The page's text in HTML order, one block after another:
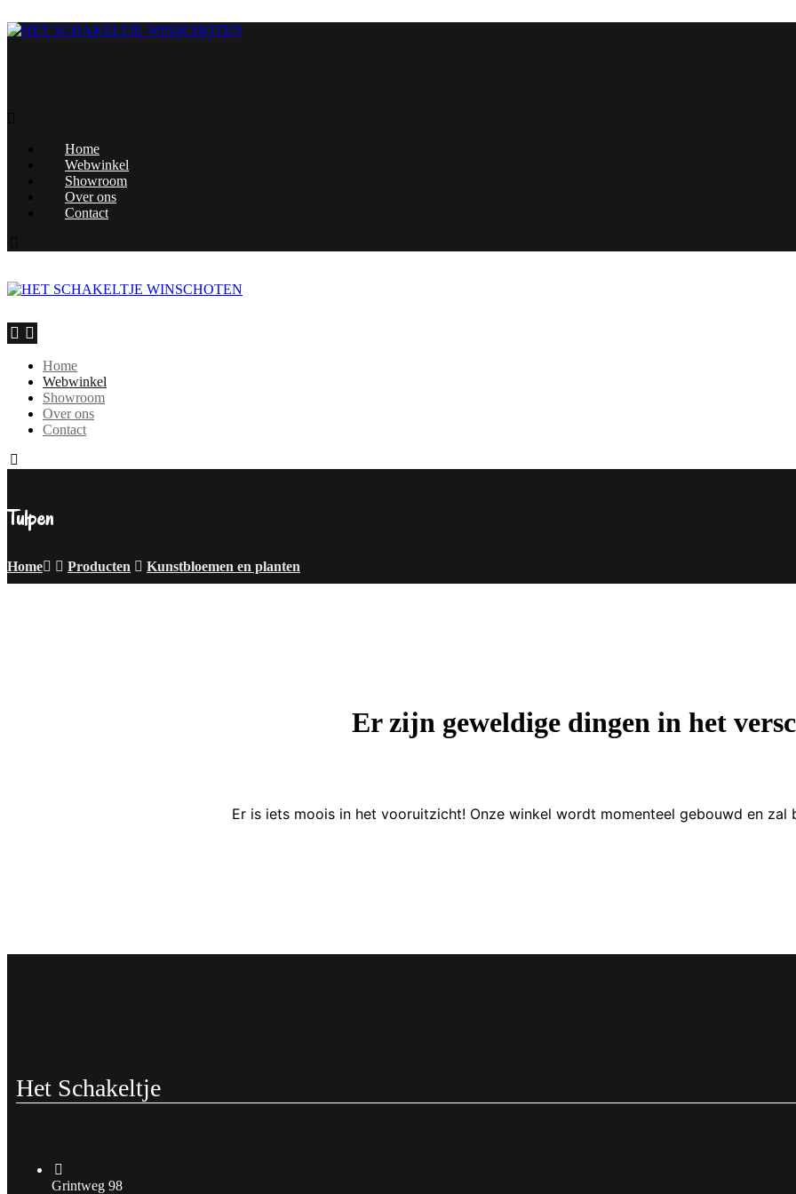
Home
Webwinkel
Showroom
Over ons
Contact
Home
Webwinkel
Showroom
Over ons
Contact
Tulpen
Home Producten Kunstbloemen en planten
Er zijn geweldige dingen in het
Er is iets moois in het vooruitzicht! Onze winkel wordt momenteel gebouwd en zal
Het Schakeltje
Grintweg 98